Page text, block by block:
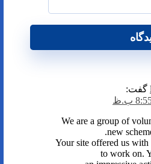
گفت:
We are a group of
new
Your site offered us
to work on.